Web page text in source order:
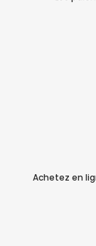
Achetez en